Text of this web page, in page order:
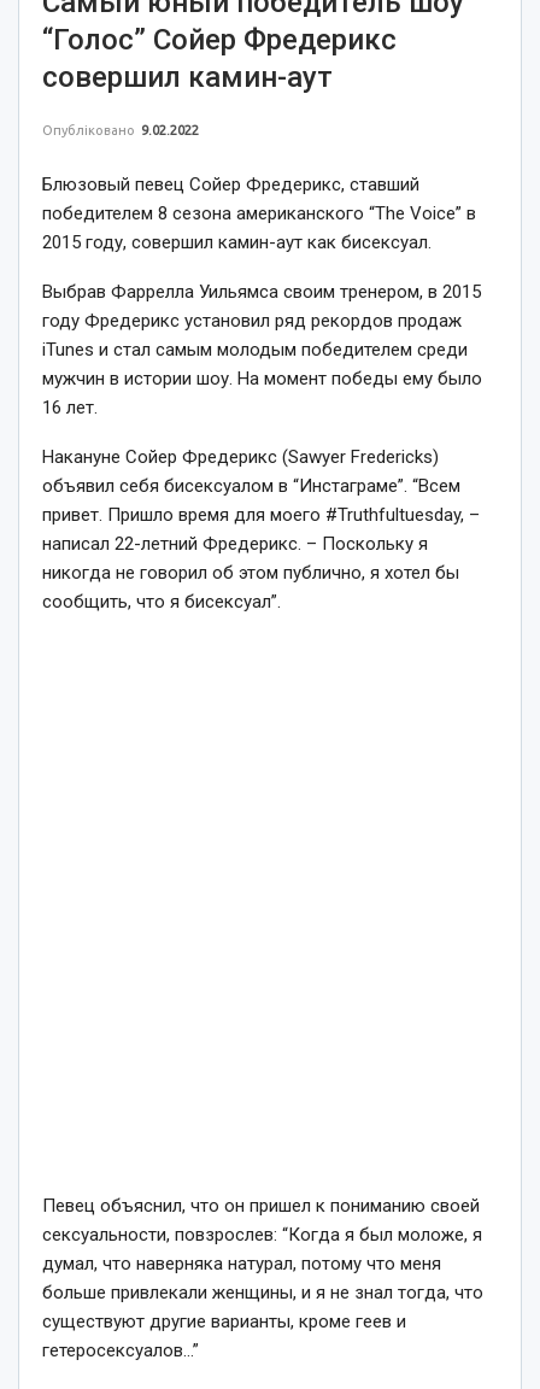
“Голос” Сойер Фредерикс
совершил камин-аут
Опубліковано 9.02.2022
Блюзовый певец Сойер Фредерикс, ставший
победителем 8 сезона американского “The Voice” в
2015 году, совершил камин-аут как бисексуал.
Выбрав Фаррелла Уильямса своим тренером, в 2015
году Фредерикс установил ряд рекордов продаж
iTunes и стал самым молодым победителем среди
мужчин в истории шоу. На момент победы ему было
16 лет.
Накануне Сойер Фредерикс (Sawyer Fredericks)
объявил себя бисексуалом в “Инстаграме”. “Всем
привет. Пришло время для моего #Truthfultuesday, –
написал 22-летний Фредерикс. – Поскольку я
никогда не говорил об этом публично, я хотел бы
сообщить, что я бисексуал”.
Певец объяснил, что он пришел к пониманию своей
сексуальности, повзрослев: “Когда я был моложе, я
думал, что наверняка натурал, потому что меня
больше привлекали женщины, и я не знал тогда, что
существуют другие варианты, кроме геев и
гетеросексуалов…”